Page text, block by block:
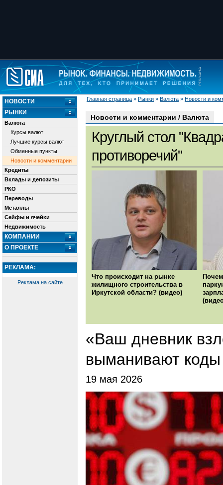
Главная страница » Рынки » Валюта » Новости и
НОВОСТИ
РЫНКИ
Валюта
Курсы валют
Лучшие курсы валют
Обменные пункты
Новости и комментарии
Кредиты
Вклады и депозиты
РКО
Переводы
Металлы
Сейфы и ячейки
Недвижимость
КОМПАНИИ
О ПРОЕКТЕ
РЕКЛАМА:
Реклама на сайте
Новости и комментарии / Валюта
Круглый стол
противоречий"
Что происходит на рынке
жилищного строительства в
Иркутской области? (видео)
«Ваш дневник
выманивают коды
19 мая 2026